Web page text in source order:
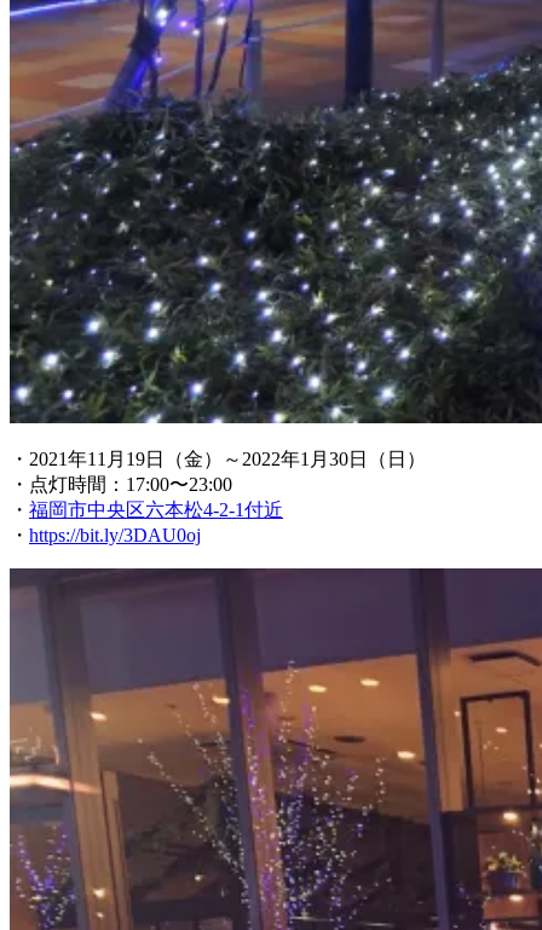
・2021年11月19日（金）～2022年1月30日（日）
・点灯時間：17:00〜23:00
・ 福岡市中央区六本松4-2-1付近
・ https://bit.ly/3DAU0oj